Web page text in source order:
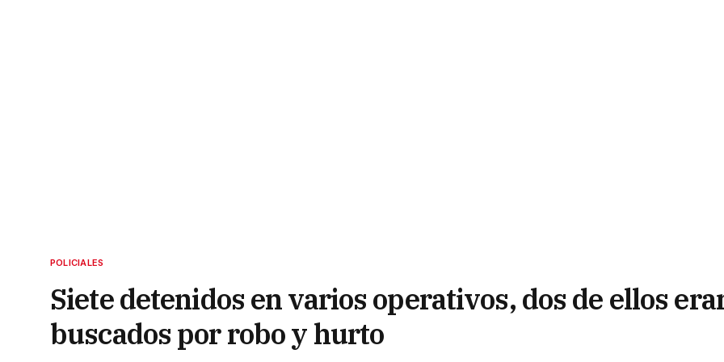
POLICIALES
Siete detenidos en varios operativos, dos de ellos
buscados por robo y hurto